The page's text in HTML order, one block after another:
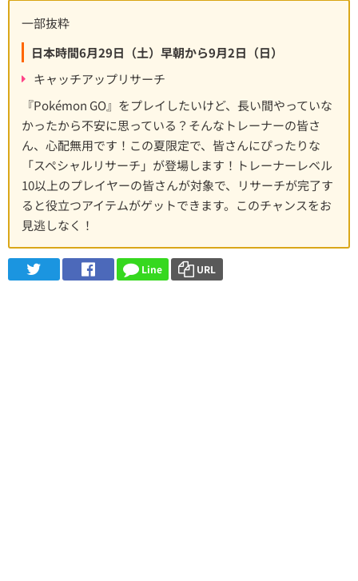
一部抜粋
日本時間6月29日（土）早朝から9月2日（日）
キャッチアップリサーチ
『Pokémon GO』をプレイしたいけど、長い間やっていな
かったから不安に思っている？そんなトレーナーの皆さ
ん、心配無用です！この夏限定で、皆さんにぴったりな
「スペシャルリサーチ」が登場します！トレーナーレベル
10以上のプレイヤーの皆さんが対象で、リサーチが完了す
ると役立つアイテムがゲットできます。このチャンスをお
見逃しなく！
Line URL